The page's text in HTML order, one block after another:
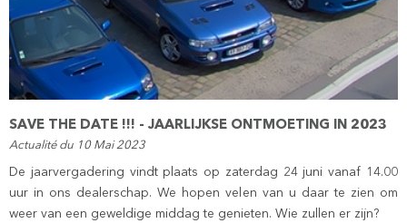
SAVE THE DATE !!! - JAARLIJKSE ONTMOETING IN 2023
Actualité du 10 Mai 2023
De jaarvergadering vindt plaats op zaterdag 24 juni vanaf 14.00
uur in ons dealerschap. We hopen velen van u daar te zien om
weer van een geweldige middag te genieten. Wie zullen er zijn?